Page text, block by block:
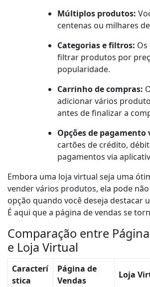
Múltiplos produtos:
centenas ou milhares
Categorias e filtros:
filtrar produtos por
popularidade.
Carrinho de compras:
adicionar vários
antes de finalizar a
Opções de pagamento
cartões de crédito,
pagamentos via
Embora uma loja virtual seja uma
vender vários produtos, ela pode
opção quando você deseja destacar
É aqui que a página de vendas se
Comparação entre
e Loja Virtual
Caracterí
stica
Página de
Vendas
Loja